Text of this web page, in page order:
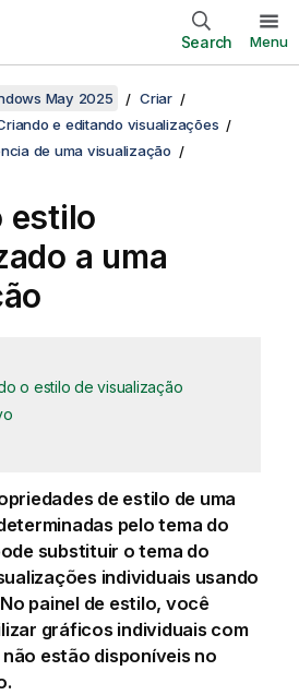
Search Menu
May 2025
Criar
e editando visualizações
de uma visualização
estilo
a uma
o estilo de visualização
de estilo de uma
pelo tema do
substituir o tema do
individuais usando
painel de estilo, você
gráficos individuais com
estão disponíveis no